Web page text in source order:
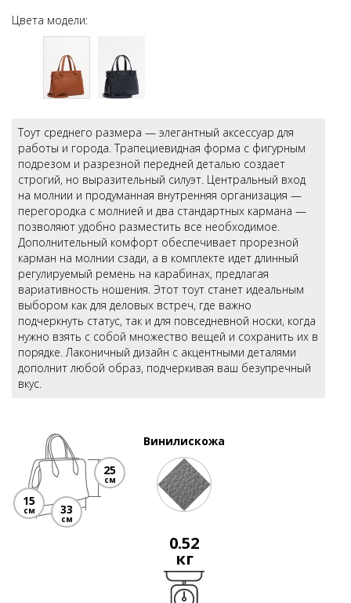
Цвета модели:
Тоут среднего размера — элегантный аксессуар для
работы и города. Трапециевидная форма с фигурным
подрезом и разрезной передней деталью создает
строгий, но выразительный силуэт. Центральный вход
на молнии и продуманная внутренняя организация —
перегородка с молнией и два стандартных кармана —
позволяют удобно разместить все необходимое.
Дополнительный комфорт обеспечивает прорезной
карман на молнии сзади, а в комплекте идет длинный
регулируемый ремень на карабинах, предлагая
вариативность ношения. Этот тоут станет идеальным
выбором как для деловых встреч, где важно
подчеркнуть статус, так и для повседневной носки, когда
нужно взять с собой множество вещей и сохранить их в
порядке. Лаконичный дизайн с акцентными деталями
дополнит любой образ, подчеркивая ваш безупречный
вкус.
15
см
25
см
33
см
Винилискожа
0.52
кг